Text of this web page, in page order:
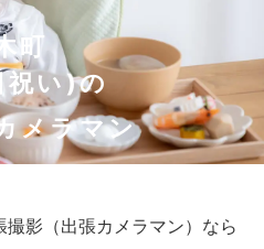
町
祝い)の
メラマン
撮影（出張カメラマン）なら